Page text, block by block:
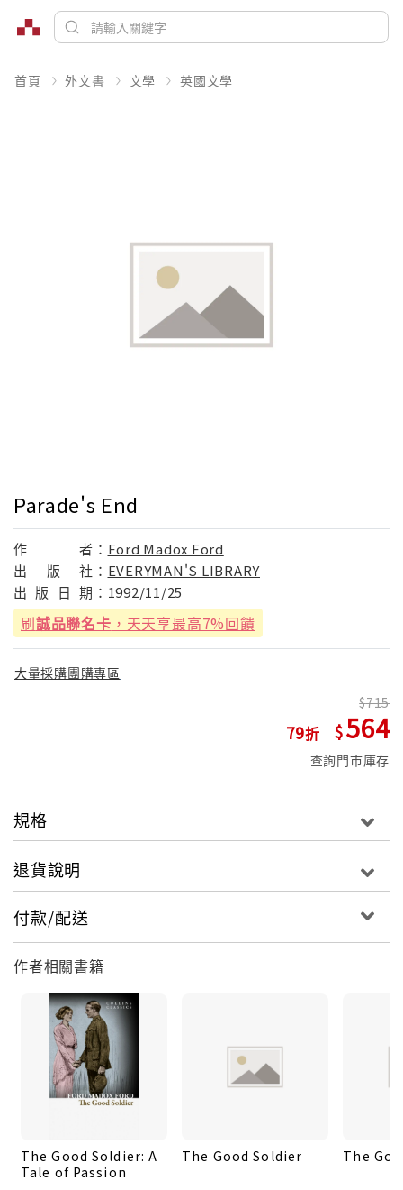
首頁 外文書 文學 英國文學
Parade's End
作 者： Ford Madox Ford
出
版 社： EVERYMAN'S LIBRARY
出 版 日 期： 1992/11/25
刷誠品聯名卡 ，天天享最高7%回饋
大量採購團購專區
79
715
564
查詢門市庫存
規格
退貨說明
付款/配送
作者相關書籍
The Good Soldier: A
Tale of Passion
The Good Soldier The